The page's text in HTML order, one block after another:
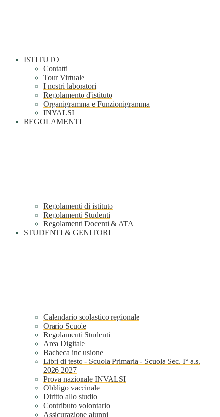
ISTITUTO
Contatti
Tour Virtuale
I nostri laboratori
Regolamento d'istituto
Organigramma e Funzionigramma
INVALSI
REGOLAMENTI
Regolamenti di istituto
Regolamenti Studenti
Regolamenti Docenti & ATA
STUDENTI & GENITORI
Calendario scolastico regionale
Orario Scuole
Regolamenti Studenti
Area Digitale
Bacheca inclusione
Libri di testo - Scuola Primaria - Scuola Sec. I° a.s.
2026 2027
Prova nazionale INVALSI
Obbligo vaccinale
Diritto allo studio
Contributo volontario
Assicurazione alunni